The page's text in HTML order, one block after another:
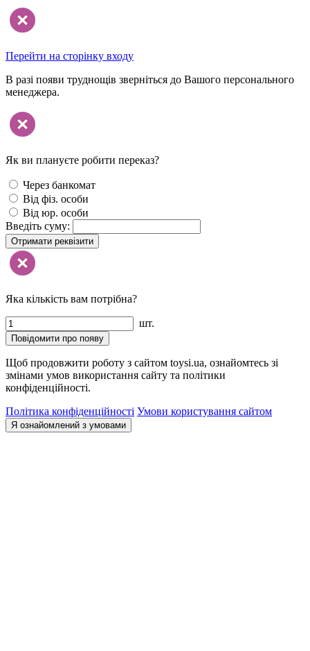
Перейти на сторінку входу
В разі появи труднощів зверніться до Вашого персонального
менеджера.
Як ви плануєте робити переказ?
Через банкомат
Від фіз. особи
Від юр. особи
Введіть суму:
Отримати реквізити
Яка кількість вам потрібна?
шт.
Повідомити про появу
Щоб продовжити роботу з сайтом toysi.ua, ознайомтесь зі
змінами умов використання сайту та політики
конфіденційності.
Політика конфіденційності Умови користування сайтом
Я ознайомлений з умовами